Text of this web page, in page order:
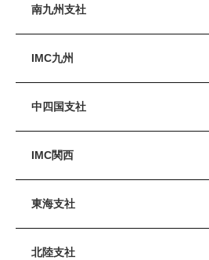
南九州支社
IMC九州
中四国支社
IMC関西
東海支社
北陸支社